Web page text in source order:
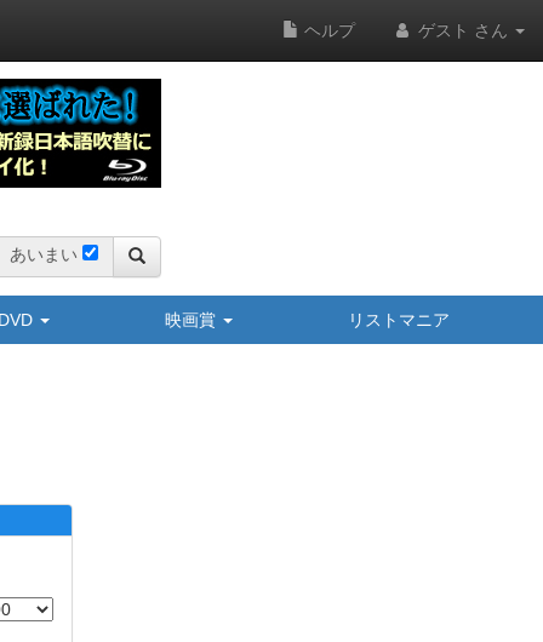
ヘルプ ゲスト さん
あいまい
映画賞 リストマニア